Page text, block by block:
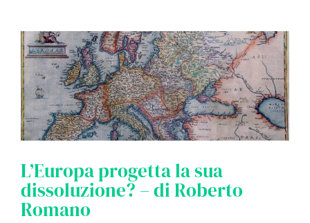
L’Europa progetta la sua
dissoluzione? – di Roberto
Romano